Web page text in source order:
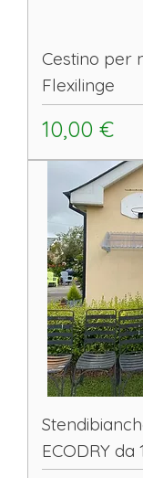
Cestino per
Flexilinge
Prezzo
10,00 €
ECODRY da